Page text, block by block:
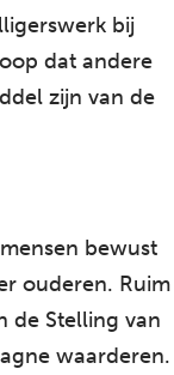
bij
dat andere
zijn van de
bewust
ouderen. Ruim
de Stelling van
waarderen.